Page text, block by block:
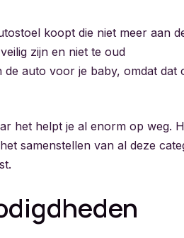
koopt die niet meer aan
zijn en niet te oud
auto voor je baby, omdat dat
het helpt je al enorm op weg.
samenstellen van al deze